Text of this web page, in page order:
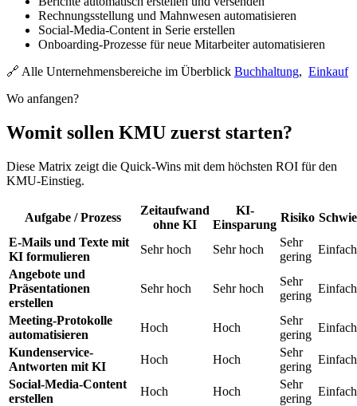
Rechnungsstellung und Mahnwesen automatisieren
Social-Media-Content in Serie erstellen
Onboarding-Prozesse für neue Mitarbeiter automatisieren
🔗 Alle Unternehmensbereiche im Überblick Buchhaltung, Einkauf
Wo anfangen?
Womit sollen KMU zuerst starten?
Diese Matrix zeigt die Quick-Wins mit dem höchsten ROI für den
KMU-Einstieg.
Aufgabe / Prozess
Zeitaufwand
ohne KI
KI-
Einsparung
Risiko
E-Mails und Texte mit
KI formulieren
Sehr hoch Sehr hoch
Sehr
gering
Einfach
Angebote und
Präsentationen
erstellen
Sehr hoch Sehr hoch
Sehr
gering
Einfach
Meeting-Protokolle
automatisieren
Hoch Hoch
Sehr
gering
Einfach
Kundenservice-
Antworten mit KI
Hoch Hoch
Sehr
gering
Einfach
Social-Media-Content
erstellen
Hoch Hoch
Sehr
gering
Einfach